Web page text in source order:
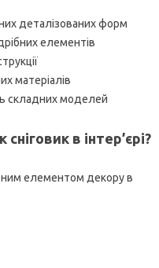
деталізованих форм
елементів
матеріалів
складних моделей
в інтер’єрі?
елементом декору в